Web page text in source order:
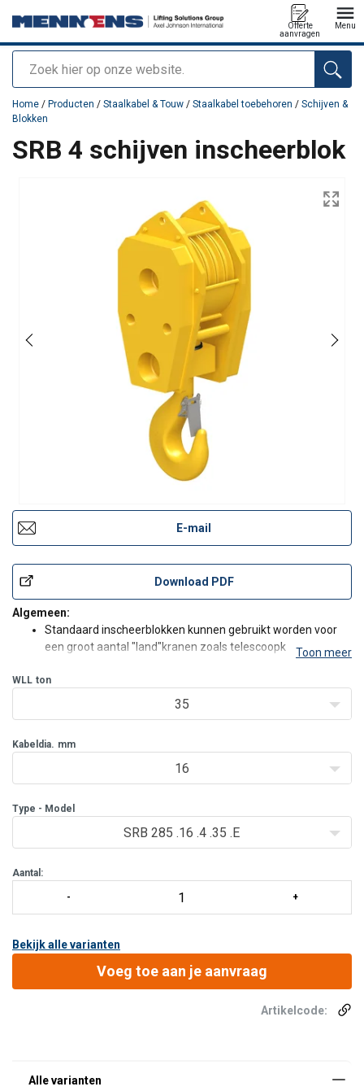
Zoeken
Offerte
aanvragen
Menu
toegevoegd aan uw offerte
Home / Producten / Staalkabel & Touw / Staalkabel toebehoren / Schijven &
Blokken
SRB 4 schijven inscheerblok
E-mail
Download PDF
Algemeen:
Standaard inscheerblokken kunnen gebruikt worden voor
een groot aantal "land"kranen zoals telescoopkranen en
nodig is om blokken op een gemakkelijke en snelle manier
te kunnen omwisselen. Ze zijn ook zeer geschikt als de hijsh
Toon meer
WLL ton
35
Kabeldia. mm
16
Type - Model
SRB 285 .16 .4 .35 .E
Aantal:
Bekijk alle varianten
Voeg toe aan je aanvraag
Artikelcode: